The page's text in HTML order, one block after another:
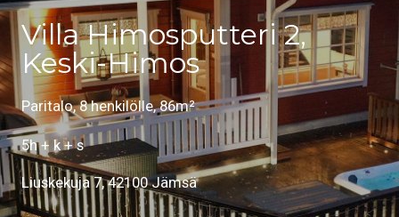
Villa Himosputteri 2,
Keski-Himos
Paritalo, 8 henkilölle, 86m²
5h + k + s
Liuskekuja 7, 42100 Jämsä